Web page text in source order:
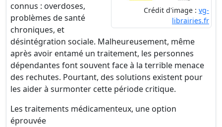
Crédit d'image : vg-
librairies.fr
connus : overdoses,
problèmes de santé
chroniques, et
désintégration sociale. Malheureusement, même
après avoir entamé un traitement, les personnes
dépendantes font souvent face à la terrible menace
des rechutes. Pourtant, des solutions existent pour
les aider à surmonter cette période critique.
Les traitements médicamenteux, une option
éprouvée